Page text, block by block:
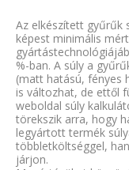
Az elkészített gyűrűk
képest minimális
%-ban. A súly a
(matt hatású, fényes
is változhat, de ettől
weboldal súly
törekszik arra, hogy
legyártott termék
többletköltséggel,
járjon.